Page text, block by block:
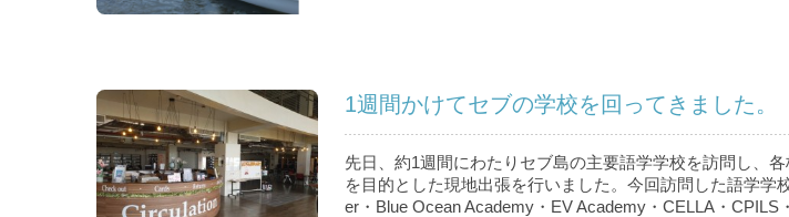
1週間かけてセブの学校を回ってきました。
先日、約1週間にわたりセブ島の主要語学学校を訪問し、
を目的とした現地出張を行いました。今回訪問した語学学
er・Blue Ocean Academy・EV Academy・CELLA・CPILS